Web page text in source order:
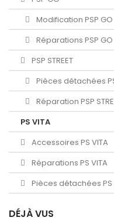
Modification PSP GO
Réparations PSP GO
PSP STREET
Pièces détachées
Réparation PSP
PS VITA
Accessoires PS VITA
Réparations PS VITA
Pièces détachées PS
DÉJÀ VUS